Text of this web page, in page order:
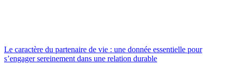
Le caractère du partenaire de vie : une donnée essentielle pour
s’engager sereinement dans une relation durable